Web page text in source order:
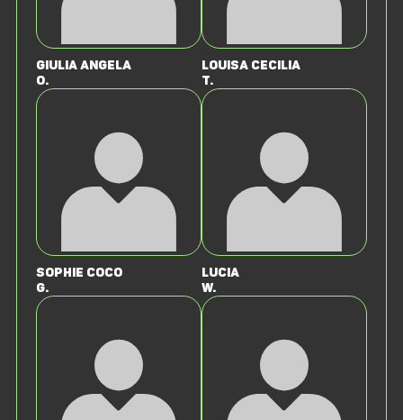
Giulia Angela
O.
Louisa Cecilia
T.
Sophie Coco
G.
Lucia
W.